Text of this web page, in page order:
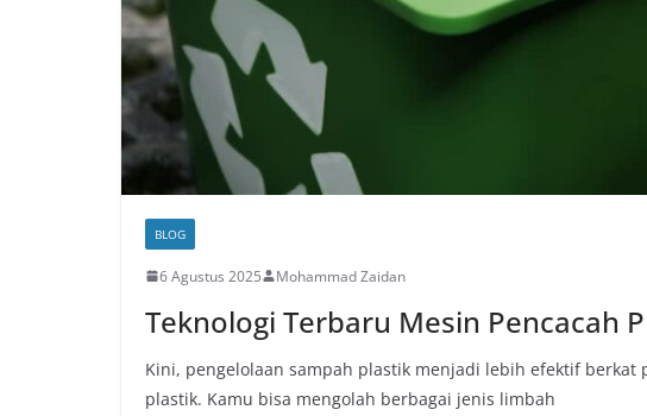
BLOG
6 Agustus 2025 Mohammad Zaidan
Teknologi Terbaru Mesin Pencacah
Kini, pengelolaan sampah plastik menjadi lebih efektif berkat
plastik. Kamu bisa mengolah berbagai jenis limbah